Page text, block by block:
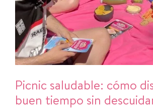
Picnic saludable: cómo
buen tiempo sin